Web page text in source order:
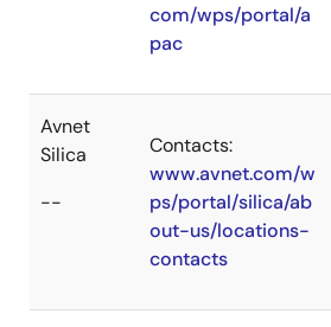
com/wps/portal/a
pac
Avnet
Silica
--
Contacts:
www.avnet.com/w
ps/portal/silica/ab
out-us/locations-
contacts